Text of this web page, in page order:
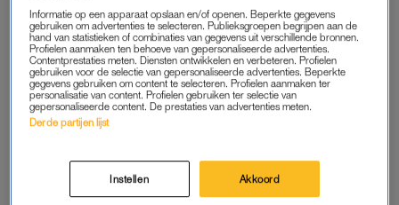
Informatie op een apparaat opslaan en/of openen. Beperkte gegevens
gebruiken om advertenties te selecteren. Publieksgroepen begrijpen aan de
hand van statistieken of combinaties van gegevens uit verschillende bronnen.
Profielen aanmaken ten behoeve van gepersonaliseerde advertenties.
Contentprestaties meten. Diensten ontwikkelen en verbeteren. Profielen
gebruiken voor de selectie van gepersonaliseerde advertenties. Beperkte
gegevens gebruiken om content te selecteren. Profielen aanmaken ter
personalisatie van content. Profielen gebruiken ter selectie van
gepersonaliseerde content. De prestaties van advertenties meten.
Derde partijen lijst
Instellen Akkoord